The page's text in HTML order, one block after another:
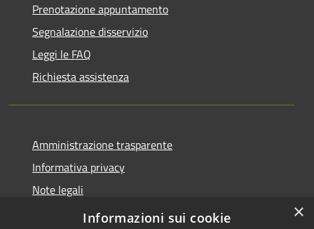
Prenotazione appuntamento
Segnalazione disservizio
Leggi le FAQ
Richiesta assistenza
Amministrazione trasparente
Informativa privacy
Note legali
Dichiarazione di accessibilità
×
Informazioni sui cookie